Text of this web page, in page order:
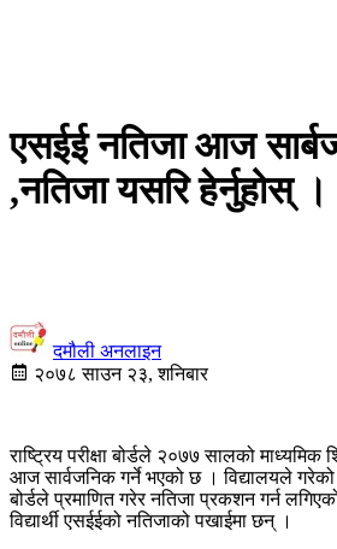
एसईई नतिजा आज
,नतिजा यसरि हेर्नुहोस् ।
दमौली अनलाइन
२०७८ साउन २३, शनिबार
राष्ट्रिय परीक्षा बोर्डले २०७७ सालको माध्यमिक
आज सार्वजनिक गर्ने भएको छ । विद्यालयले
बोर्डले प्रमाणित गरेर नतिजा प्रकशन गर्न
विद्यार्थी एसईईको नतिजाको पखाईमा छन् ।